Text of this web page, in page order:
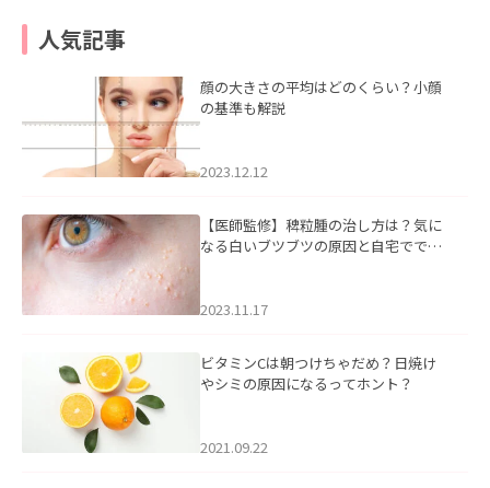
人気記事
顔の大きさの平均はどのくらい？小顔
の基準も解説
2023.12.12
【医師監修】稗粒腫の治し方は？気に
なる白いブツブツの原因と自宅ででき
2023.11.17
ビタミンCは朝つけちゃだめ？日焼け
やシミの原因になるってホント？
2021.09.22